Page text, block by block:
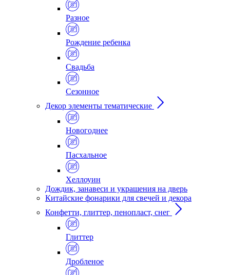
Разное
Рождение ребенка
Свадьба
Сезонное
Декор элементы тематические
Новогоднее
Пасхальное
Хеллоуин
Дождик, занавеси и украшения на дверь
Китайские фонарики для свечей и декора
Конфетти, глиттер, пенопласт, снег
Глиттер
Дробленое